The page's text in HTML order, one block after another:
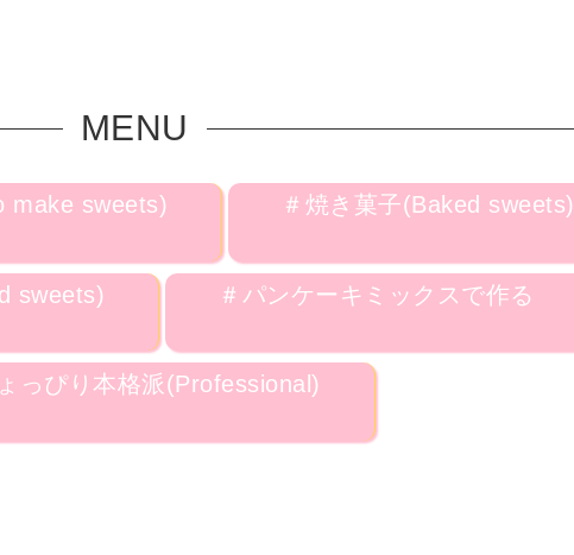
MENU
make sweets) ＃焼き菓子(Baked sweets)
sweets) ＃パンケーキミックスで作る
っぴり本格派(Professional)